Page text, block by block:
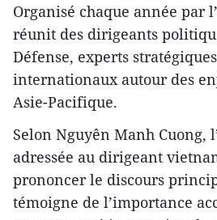
Organisé chaque année par
réunit des dirigeants
Défense, experts
internationaux autour des
Asie-Pacifique.
Selon Nguyên Manh Cuong,
adressée au dirigeant
prononcer le discours
témoigne de l’importance